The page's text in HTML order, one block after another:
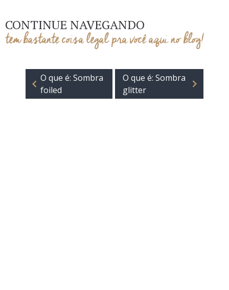
CONTINUE NAVEGANDO
tem bastante coisa legal pra você aqui no blog!
O que é: Sombra
foiled
O que é: Sombra
glitter